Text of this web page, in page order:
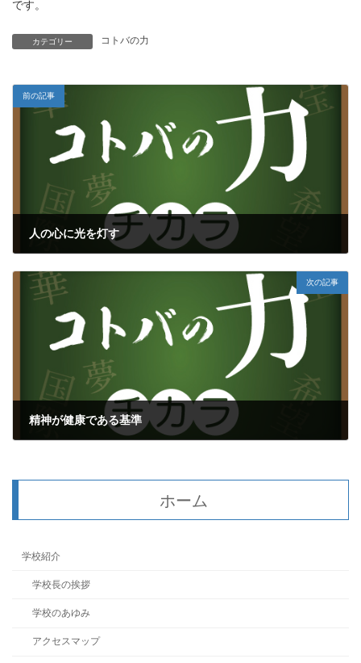
です。
カテゴリー コトバの力
前の記事
人の心に光を灯す
次の記事
精神が健康である基準
ホーム
学校紹介
学校長の挨拶
学校のあゆみ
アクセスマップ